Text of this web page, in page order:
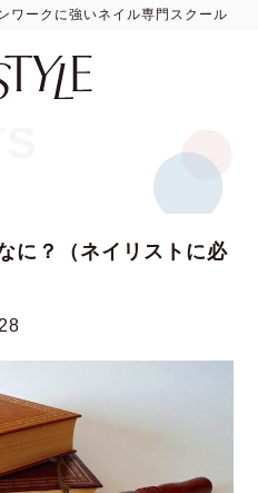
ワークに強いネイル専門スクール
に？（ネイリストに必